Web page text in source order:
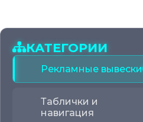
КАТЕГОРИИ
Рекламные вывески
Таблички и
навигация